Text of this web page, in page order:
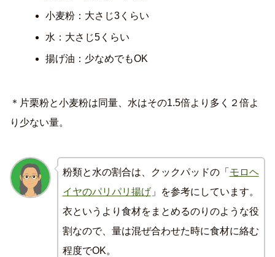
小麦粉：大さじ3くらい
水：大さじ5くらい
揚げ油：少なめでもOK
＊片栗粉と小麦粉は同量、水はその1.5倍より多く２倍よ
り少ない量。
粉類と水の割合は、クックパッドの「 モロヘ
イヤのパリパリ揚げ」を参考にしています。
衣というより食材をまとめるのりのような役
割なので、量は混ぜ合わせた時に食材に絡む
程度でOK。